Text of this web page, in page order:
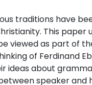
traditions have
This paper
viewed as part of
of Ferdinand
ideas about
speaker and